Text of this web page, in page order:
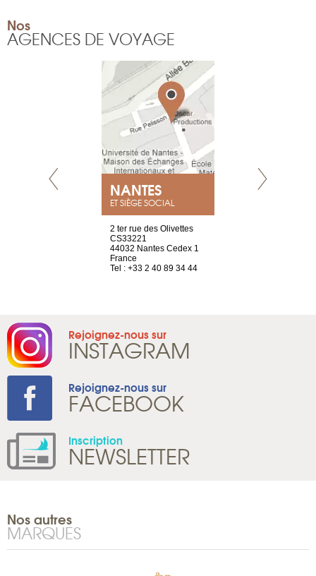
Nos
AGENCES DE VOYAGE
NANTES
ET SIÈGE SOCIAL
2 ter rue des Olivettes
CS33221
44032 Nantes Cedex 1
France
Tel : +33 2 40 89 34 44
Rejoignez-nous sur
INSTAGRAM
Rejoignez-nous sur
FACEBOOK
Inscription
NEWSLETTER
Nos autres
MARQUES